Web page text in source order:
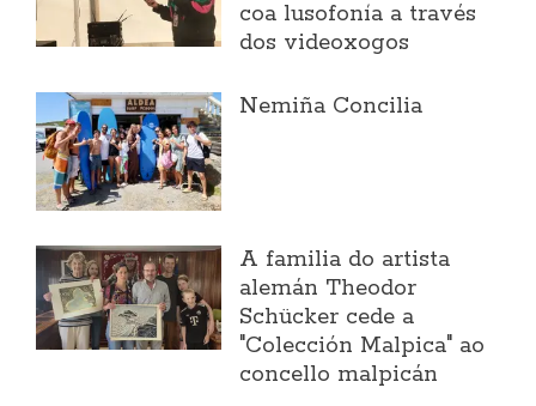
coa lusofonía a través
dos videoxogos
Nemiña Concilia
A familia do artista
alemán Theodor
Schücker cede a
"Colección Malpica" ao
concello malpicán